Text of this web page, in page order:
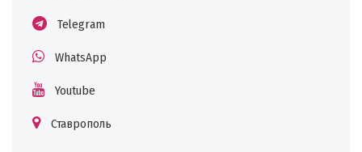
Telegram
WhatsApp
Youtube
Ставрополь